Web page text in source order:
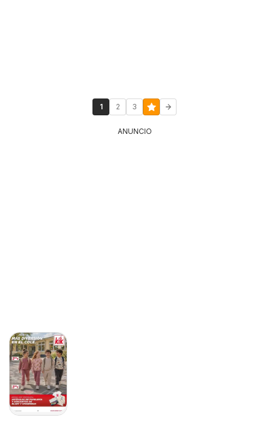
1 2 3
ANUNCIO